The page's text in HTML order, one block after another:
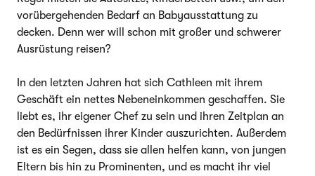
vorübergehenden Bedarf an Babyausstattung zu
decken. Denn wer will schon mit großer und schwerer
Ausrüstung reisen?
In den letzten Jahren hat sich Cathleen mit ihrem
Geschäft ein nettes Nebeneinkommen geschaffen. Sie
liebt es, ihr eigener Chef zu sein und ihren Zeitplan an
den Bedürfnissen ihrer Kinder auszurichten. Außerdem
ist es ein Segen, dass sie allen helfen kann, von jungen
Eltern bis hin zu Prominenten, und es macht ihr viel